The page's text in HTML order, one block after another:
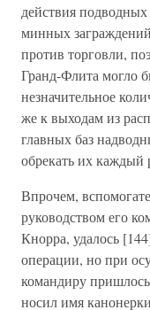
действия
минных
против торговли,
Гранд-Флита могло
незначительное
же к выходам из
главных баз
обрекать их каждый
Впрочем,
руководством его
Кнорра, удалось
операции, но при
командиру
носил имя